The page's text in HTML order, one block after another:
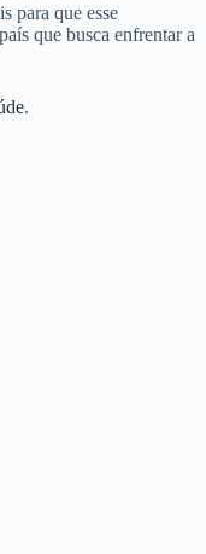
para que esse
que busca enfrentar a
.